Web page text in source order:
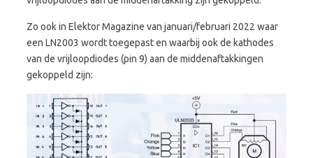
Zo ook in Elektor Magazine van januari/februari 2022 waar
een LN2003 wordt toegepast en waarbij ook de kathodes
van de vrijloopdiodes (pin 9) aan de middenaftakkingen
gekoppeld zijn: